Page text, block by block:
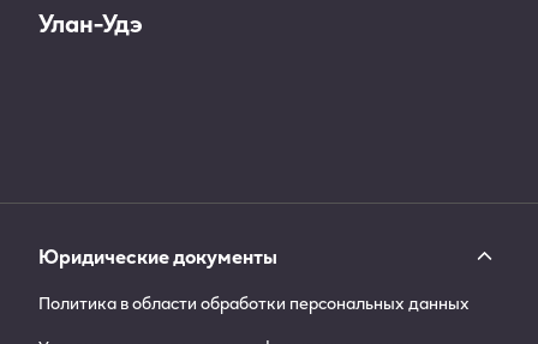
Улан-Удэ
Юридические документы
Политика в области обработки персональных данных